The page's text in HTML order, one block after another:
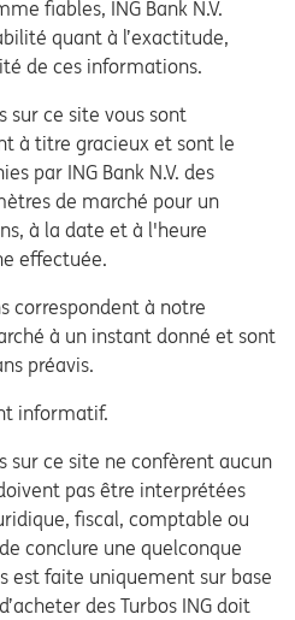
fiables, ING Bank N.V.
quant à l’exactitude,
de ces informations.
sur ce site vous sont
à titre gracieux et sont le
par ING Bank N.V. des
de marché pour un
à la date et à l'heure
effectuée.
correspondent à notre
à un instant donné et sont
préavis.
informatif.
sur ce site ne confèrent aucun
pas être interprétées
fiscal, comptable ou
conclure une quelconque
est faite uniquement sur base
des Turbos ING doit